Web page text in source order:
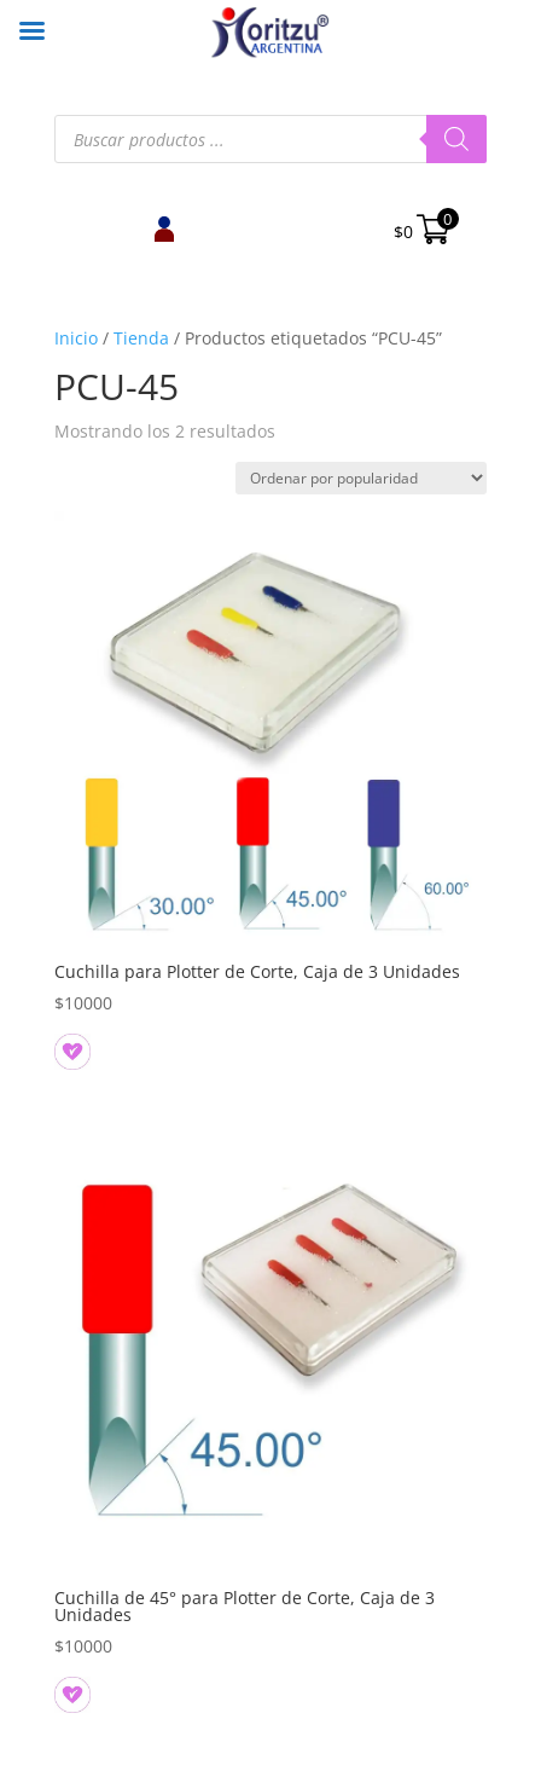
Búsqueda
productos
$0
0
Inicio/ Tienda / Productos etiquetados “PCU-45”
PCU-45
Mostrando los 2 resultadosOrdenado
popularidad
Cuchilla para Plotter de Corte, Caja de 3 Unidades
$10000
Cuchilla de 45° para Plotter de Corte, Caja de 3
Unidades
$10000